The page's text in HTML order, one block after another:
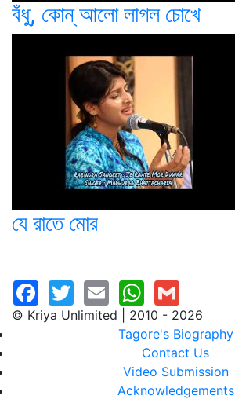
বঁধু, কোন্ আলো লাগল চোখে
যে রাতে মোর
© Kriya Unlimited | 2010 - 2026
Tagore's Biography
Contact Us
Video Submission
Acknowledgements